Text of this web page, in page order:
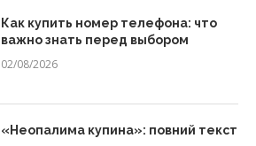
Как купить номер телефона: что
важно знать перед выбором
02/08/2026
«Неопалима купина»: повний текст